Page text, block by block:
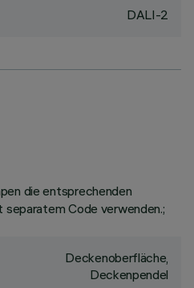
DALI-2
die entsprechenden
Code verwenden.;
Deckenoberfläche,
Deckenpendel